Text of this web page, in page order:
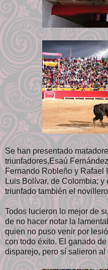
Se han presentado
triunfadores,Esaú
Fernando Robleño y Rafael
Luis Bolívar, de Colombia;
triunfado también el
Todos lucieron lo mejor de
de no hacer notar la
quien no puso venir por
con todo éxito. El ganado
disparejo, pero sí salieron